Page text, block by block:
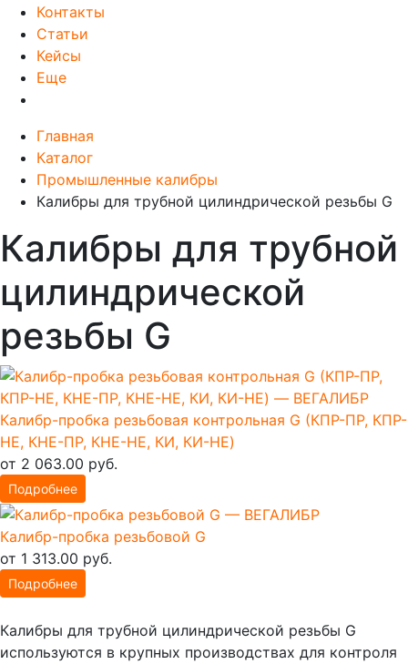
Контакты
Статьи
Кейсы
Еще
Главная
Каталог
Промышленные калибры
Калибры для трубной цилиндрической резьбы G
Калибры для трубной
цилиндрической
резьбы G
Калибр-пробка резьбовая контрольная G (КПР-ПР, КПР-
НЕ, КНЕ-ПР, КНЕ-НЕ, КИ, КИ-НЕ)
от 2 063.00 руб.
Подробнее
Калибр-пробка резьбовой G
от 1 313.00 руб.
Подробнее
Калибры для трубной цилиндрической резьбы G
используются в крупных производствах для контроля